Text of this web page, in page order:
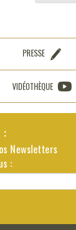
PRESSE
VIDÉOTHÈQUE
:
Newsletters
: